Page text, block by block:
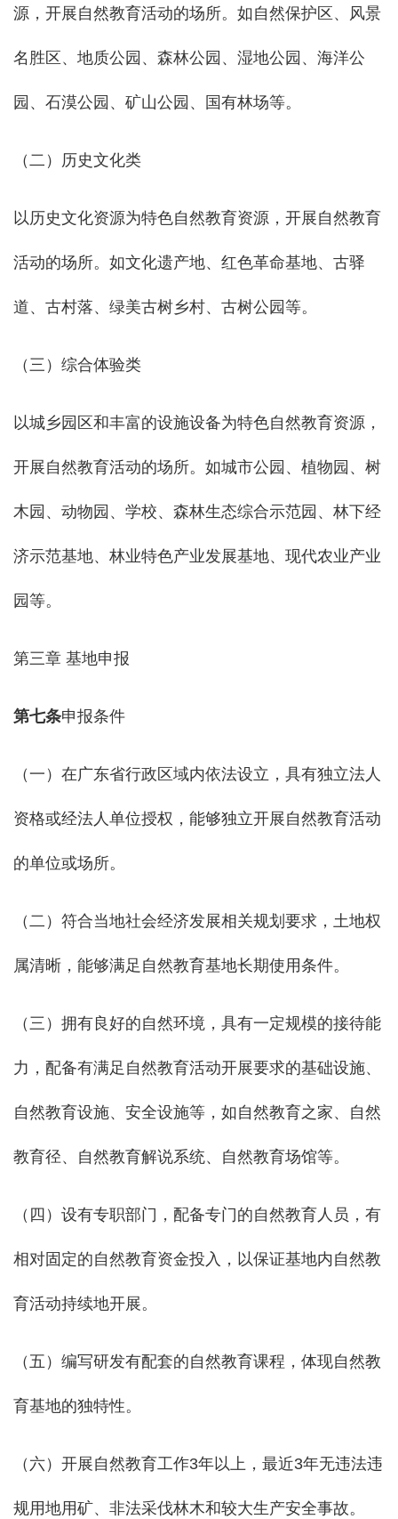
源，开展自然教育活动的场所。如自然保护区、风景
名胜区、地质公园、森林公园、湿地公园、海洋公
园、石漠公园、矿山公园、国有林场等。
（二）历史文化类
以历史文化资源为特色自然教育资源，开展自然教育
活动的场所。如文化遗产地、红色革命基地、古驿
道、古村落、绿美古树乡村、古树公园等。
（三）综合体验类
以城乡园区和丰富的设施设备为特色自然教育资源，
开展自然教育活动的场所。如城市公园、植物园、树
木园、动物园、学校、森林生态综合示范园、林下经
济示范基地、林业特色产业发展基地、现代农业产业
园等。
第三章 基地申报
第七条申报条件
（一）在广东省行政区域内依法设立，具有独立法人
资格或经法人单位授权，能够独立开展自然教育活动
的单位或场所。
（二）符合当地社会经济发展相关规划要求，土地权
属清晰，能够满足自然教育基地长期使用条件。
（三）拥有良好的自然环境，具有一定规模的接待能
力，配备有满足自然教育活动开展要求的基础设施、
自然教育设施、安全设施等，如自然教育之家、自然
教育径、自然教育解说系统、自然教育场馆等。
（四）设有专职部门，配备专门的自然教育人员，有
相对固定的自然教育资金投入，以保证基地内自然教
育活动持续地开展。
（五）编写研发有配套的自然教育课程，体现自然教
育基地的独特性。
（六）开展自然教育工作3年以上，最近3年无违法违
规用地用矿、非法采伐林木和较大生产安全事故。